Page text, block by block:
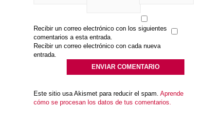
Recibir un correo electrónico con los siguientes
comentarios a esta entrada.
Recibir un correo electrónico con cada nueva
entrada.
Este sitio usa Akismet para reducir el spam. Aprende
cómo se procesan los datos de tus comentarios.